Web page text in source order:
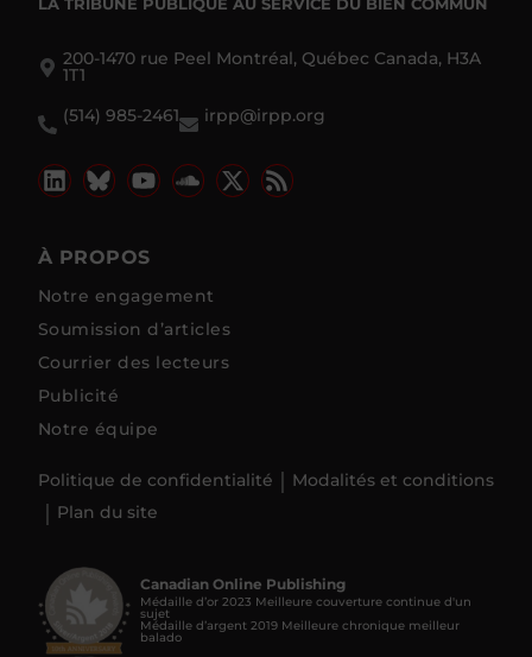
200-1470 rue Peel Montréal, Québec Canada, H3A
1T1
(514) 985-2461
irpp@irpp.org
À PROPOS
Notre engagement
Soumission d’articles
Courrier des lecteurs
Publicité
Notre équipe
Politique de confidentialité
Modalités et conditions
Plan du site
Canadian Online Publishing
Médaille d’or 2023 Meilleure couverture continue d'un
sujet
Médaille d’argent 2019 Meilleure chronique meilleur
balado